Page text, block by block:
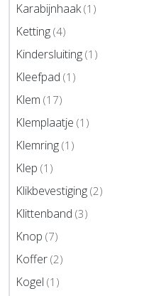
Karabijnhaak(1)
Ketting (4)
Kindersluiting (1)
Kleefpad (1)
Klem (17)
Klemplaatje (1)
Klemring (1)
Klep (1)
Klikbevestiging (2)
Klittenband (3)
Knop (7)
Koffer (2)
Kogel (1)